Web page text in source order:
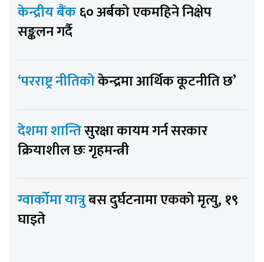
केन्द्रीय बैंक६० अर्बको एकमहिने निक्षेप
सङ्कलन गर्दै
‘परराष्ट्र नीतिकोकेन्द्रमा आर्थिक कूटनीति छ’
देशमा शान्तिसुरक्षा कायम गर्न सरकार
क्रियाशील छः गृहमन्त्री
ग्वार्कोमा यात्रुबस दुर्घटनामा एकको मृत्यु, १९
घाइते